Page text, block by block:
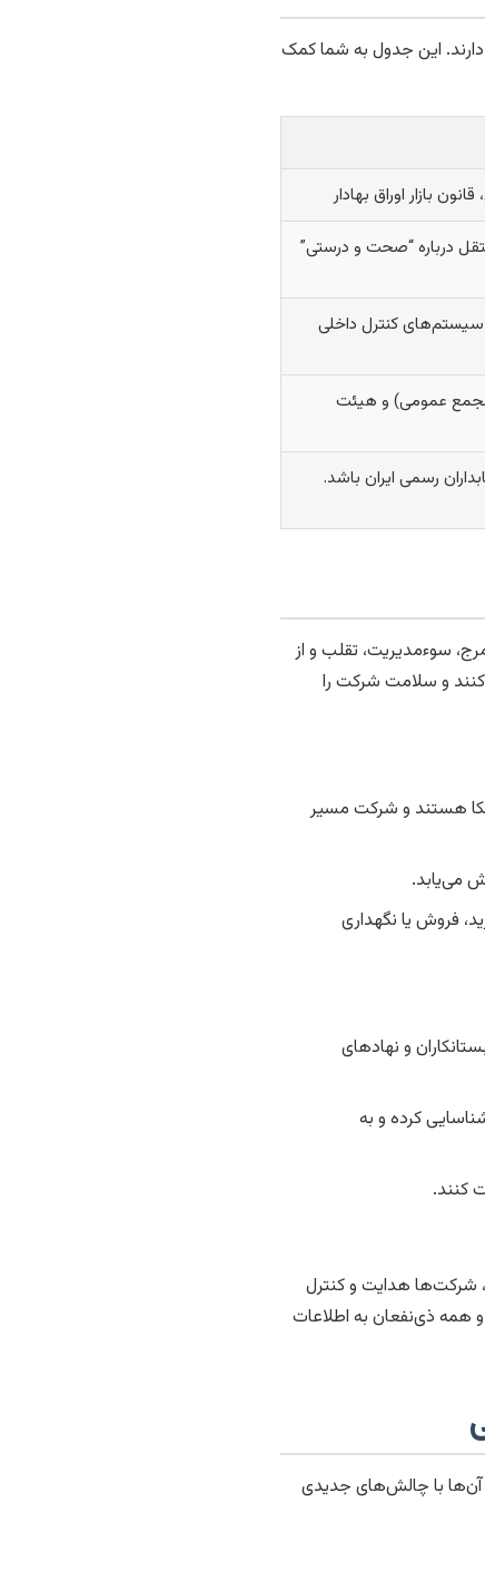
این جدول به شما کمک
بازار اوراق بهادار
درباره “صحت و درستی”
کنترل داخلی
مجمع عمومی) و هیئت
رسمی ایران باشد.
سوءمدیریت، تقلب و از
کنند و سلامت شرکت را
هستند و شرکت مسیر
می‌یابد.
فروش یا نگهداری
و نهادهای
کرده و به
کنند.
هدایت و کنترل
ذی‌نفعان به اطلاعات
آن‌ها با چالش‌های جدیدی